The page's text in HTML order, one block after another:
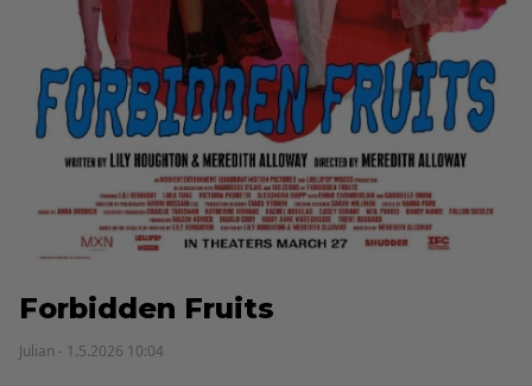
Forbidden Fruits
Julian - 1.5.2026 10:04